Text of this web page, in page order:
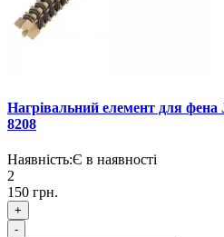
Нагрівальний елемент для фена
8208
Наявність:Є в наявності
2
150 грн.
+
-